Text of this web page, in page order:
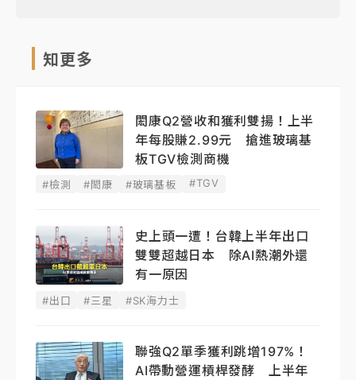
知更多
閎康Q2營收和獲利雙揚！上半
年每股賺2.99元 搶進玻璃基
板TGV檢測商機
#檢測 #閎康 #玻璃基板 #TGV
史上頭一遭！台韓上半年出口
雙雙超越日本 除AI熱潮外還
有一原因
#出口 #三星 #SK海力士
聯強Q2單季獲利跳增197%！
AI帶動營運槓桿發酵 上半年